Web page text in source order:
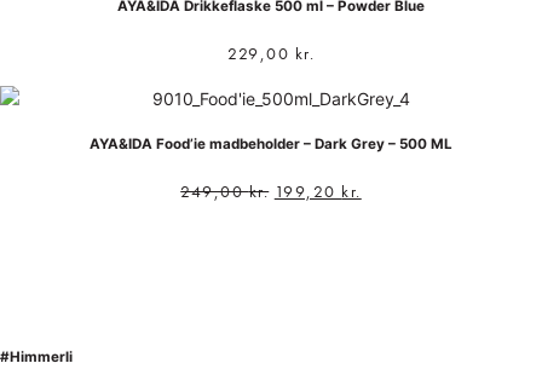
AYA&IDA Drikkeflaske 500 ml – Powder Blue
229,00 kr.
AYA&IDA Food’ie madbeholder – Dark Grey – 500 ML
249,00kr. 199,20 kr.
#Himmerli